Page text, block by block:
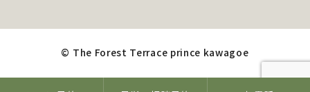
4.苦情及び相談への対応について
当社は、法で定める苦情・開示請求等手続に関し
客様及び役員及び全従業員ご自 身の情報開示を
© The Forest Terrace prince kawagoe